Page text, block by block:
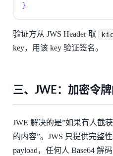
}
验证方从 JWS Header 取
key，用该 key 验证签名。
三、JWE：加密令
JWE 解决的是”如果有人截
的内容”。JWS 只提供完
payload，任何人 Base64 解